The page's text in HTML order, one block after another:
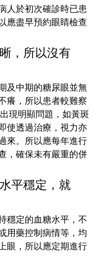
人於初次確診時已患
應盡早預約眼睛檢查
，所以沒有
及中期的糖尿眼並無
癢，所以患者較難察
現明顯問題，如黃斑
使透過治療，視力亦
來。所以應每年進行
，確保未有嚴重的併
平穩定，就
穩定的血糖水平，不
用藥控制病情等，均
眼，所以應定期進行